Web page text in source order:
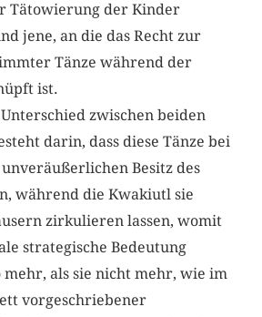
Tätowierung der Kinder
jene, an die das Recht zur
Tänze während der
ist.
zwischen beiden
darin, dass diese Tänze bei
Besitz des
während die Kwakiutl sie
zirkulieren lassen, womit
strategische Bedeutung
mehr, als sie nicht mehr, wie im
vorgeschriebener